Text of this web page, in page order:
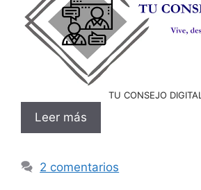
TU CONSEJO DIGITAL
Leer más
2 comentarios